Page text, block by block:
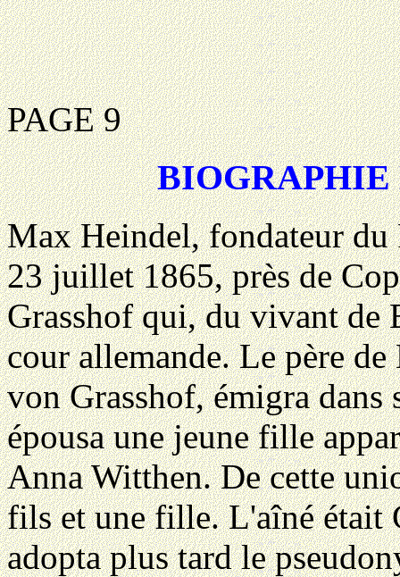
PAGE 9
Max Heindel, fondateur
23 juillet 1865, près de
Grasshof qui, du vivant de
cour allemande. Le père
von Grasshof, émigra dans
épousa une jeune fille
Anna Witthen. De cette
fils et une fille. L'aîné était
adopta plus tard le